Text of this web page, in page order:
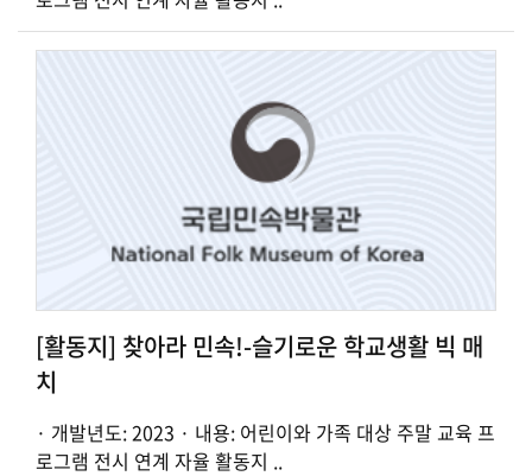
[활동지] 찾아라 민속!-슬기로운 학교생활 빅 매
치
· 개발년도: 2023 · 내용: 어린이와 가족 대상 주말 교육 프
로그램 전시 연계 자율 활동지 ..